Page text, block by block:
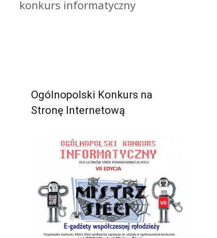
konkurs informatyczny
Ogólnopolski Konkurs na
Stronę Internetową